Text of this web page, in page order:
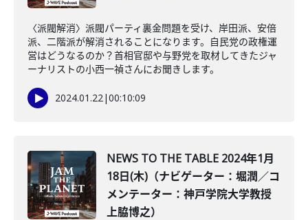
〈派閥解消〉派閥パーティ裏金問題を受け、岸田派、安倍
派、二階派が解消されることになります。自民党の政権運
営はどうなるのか？首相官邸や与野党を取材してきたジャ
ーナリストの小西一禎さんにお聞きします。
2024.01.22|00:10:09
NEWS TO THE TABLE 2024年1月
18日(木)（ナビゲーター：堀潤／コ
メンテーター：神戸学院大学教授
上脇博之）